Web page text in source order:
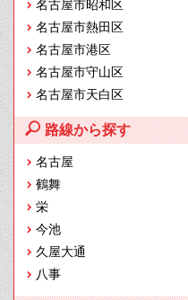
名古屋市昭和区
名古屋市熱田区
名古屋市港区
名古屋市守山区
名古屋市天白区
路線から探す
名古屋
鶴舞
栄
今池
久屋大通
八事